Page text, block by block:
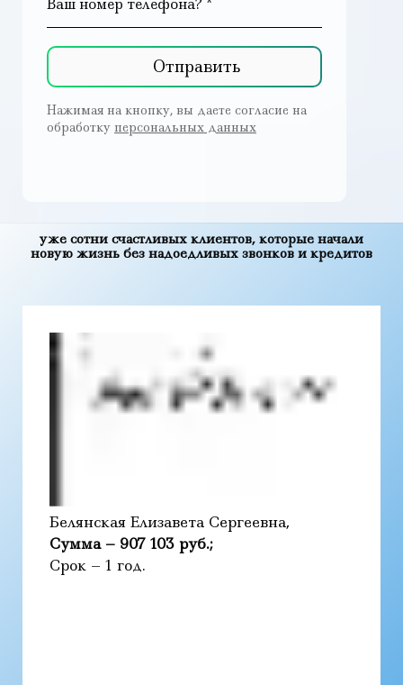
Ваш номер телефона? *
Отправить
Нажимая на кнопку, вы даете согласие на
обработку персональных данных
уже сотни счастливых клиентов, которые начали
новую жизнь без надоедливых звонков и кредитов
Белянская Елизавета Сергеевна,
Сумма – 907 103 руб.;
Срок – 1 год.